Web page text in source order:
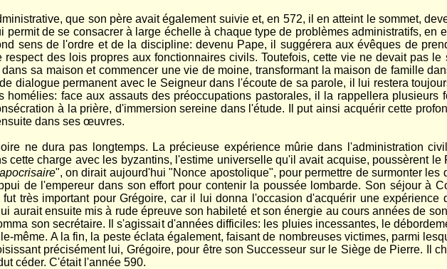
que son père avait également suivie et, en 572, il en atteint le sommet,
de se consacrer à large échelle à chaque type de problèmes administratifs, en
sens de l'ordre et de la discipline: devenu Pape, il suggérera aux évêques de
des lois propres aux fonctionnaires civils. Toutefois, cette vie ne devait pas
sa maison et commencer une vie de moine, transformant la maison de famille
dialogue permanent avec le Seigneur dans l'écoute de sa parole, il lui restera
homélies: face aux assauts des préoccupations pastorales, il la rappellera plusieurs
à la prière, d'immersion sereine dans l'étude. Il put ainsi acquérir cette
dans ses œuvres.
ne dura pas longtemps. La précieuse expérience mûrie dans l'administration
cette charge avec les byzantins, l'estime universelle qu'il avait acquise, poussèrent
apocrisaire", on dirait aujourd'hui "Nonce apostolique", pour permettre de surmonter
de l'empereur dans son effort pour contenir la poussée lombarde. Son séjour à
très important pour Grégoire, car il lui donna l'occasion d'acquérir une expérience
aurait ensuite mis à rude épreuve son habileté et son énergie au cours années de
son secrétaire. Il s'agissait d'années difficiles: les pluies incessantes, le
même. A la fin, la peste éclata également, faisant de nombreuses victimes, parmi
précisément lui, Grégoire, pour être son Successeur sur le Siège de Pierre. Il
céder. C'était l'année 590.